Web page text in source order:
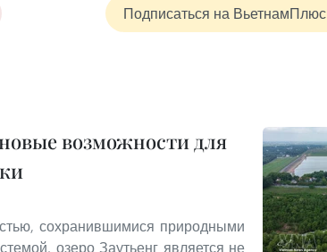
Подписаться на ВьетнамПлюс
возможности для
сохранившимися природными
озеро Заутьенг является не